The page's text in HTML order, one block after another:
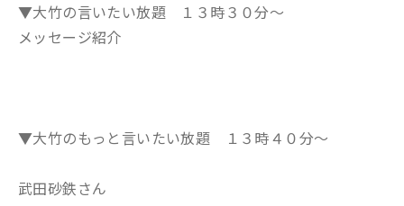
▼大竹の言いたい放題 １３時３０分～
メッセージ紹介
▼大竹のもっと言いたい放題 １３時４０分～
武田砂鉄さん